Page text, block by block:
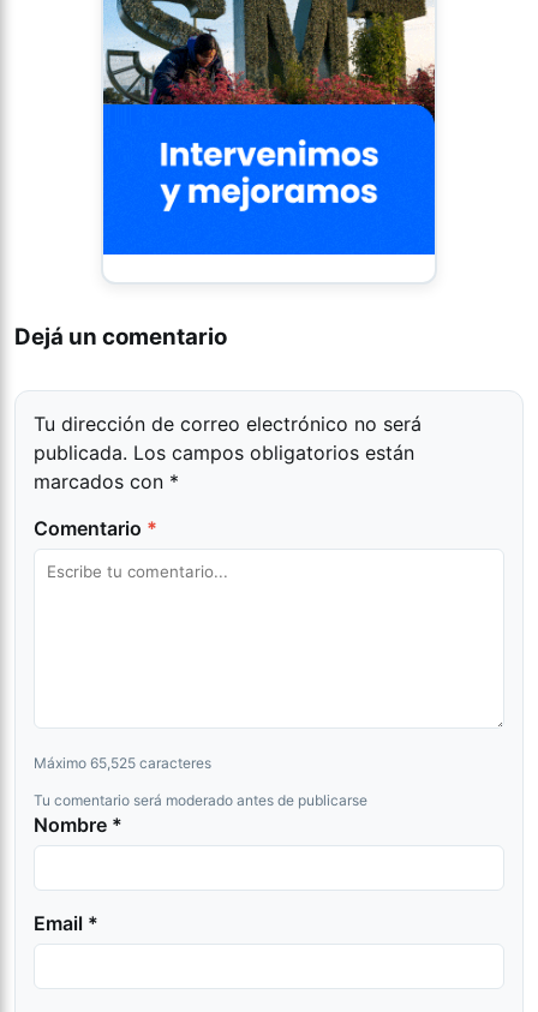
Dejá un comentario
Tu dirección de correo electrónico no será
publicada. Los campos obligatorios están
marcados con *
Comentario *
Máximo 65,525 caracteres
Tu comentario será moderado antes de publicarse
Nombre *
Email *